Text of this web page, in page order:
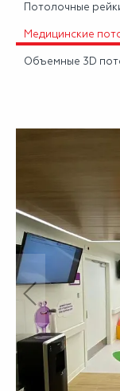
Потолочные
Медицинские
Объемные 3D